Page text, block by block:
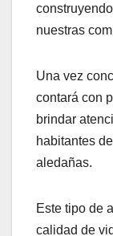
nuestras
Una vez
contará con
brindar
habitantes
aledañas.
Este tipo de
calidad de